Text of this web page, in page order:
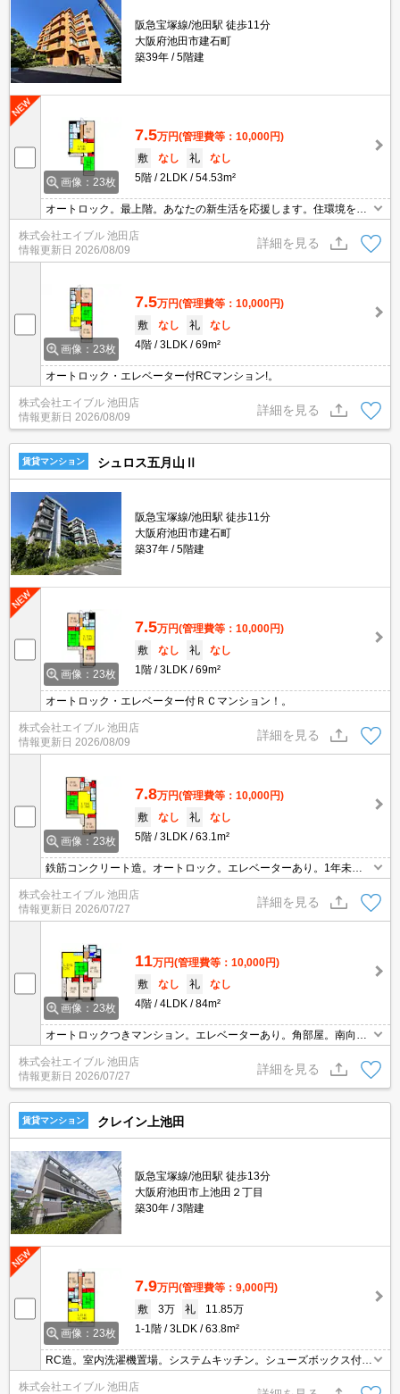
阪急宝塚線/池田駅 徒歩11分
大阪府池田市建石町
築39年
5階建
画像：23枚
7.5万円(管理費等：10,000円)
敷
なし 礼
なし
5階
2LDK 54.53m²
オートロック。最上階。あなたの新生活を応援します。住環境をあ
なたの目でお確かめください。
株式会社エイブル 池田店
情報更新日 2026/08/09
詳細を見る
画像：23枚
7.5万円(管理費等：10,000円)
敷
なし 礼
なし
4階
3LDK 69m²
オートロック・エレベーター付RCマンション!。
株式会社エイブル 池田店
情報更新日 2026/08/09
詳細を見る
賃貸マンション シュロス五月山Ⅱ
阪急宝塚線/池田駅 徒歩11分
大阪府池田市建石町
築37年
5階建
画像：23枚
7.5万円(管理費等：10,000円)
敷
なし 礼
なし
1階
3LDK 69m²
オートロック・エレベーター付ＲＣマンション！。
株式会社エイブル 池田店
情報更新日 2026/08/09
詳細を見る
画像：23枚
7.8万円(管理費等：10,000円)
敷
なし 礼
なし
5階
3LDK 63.1m²
鉄筋コンクリート造。オートロック。エレベーターあり。1年未満
の解約時、違約金家賃+管理費の2ヶ月分発生。
株式会社エイブル 池田店
情報更新日 2026/07/27
詳細を見る
画像：23枚
11万円(管理費等：10,000円)
敷
なし 礼
なし
4階
4LDK 84m²
オートロックつきマンション。エレベーターあり。角部屋。南向き
バルコニー。
株式会社エイブル 池田店
情報更新日 2026/07/27
詳細を見る
賃貸マンション クレイン上池田
阪急宝塚線/池田駅 徒歩13分
大阪府池田市上池田２丁目
築30年
3階建
画像：23枚
7.9万円(管理費等：9,000円)
敷
3万 礼
11.85万
1-1階
3LDK 63.8m²
RC造。室内洗濯機置場。システムキッチン。シューズボックス付
き。高温差し湯式バス。防犯シャッター。
株式会社エイブル 池田店